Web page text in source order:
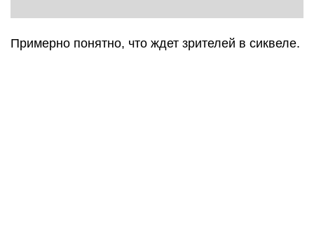
Примерно понятно, что ждет зрителей в сиквеле.